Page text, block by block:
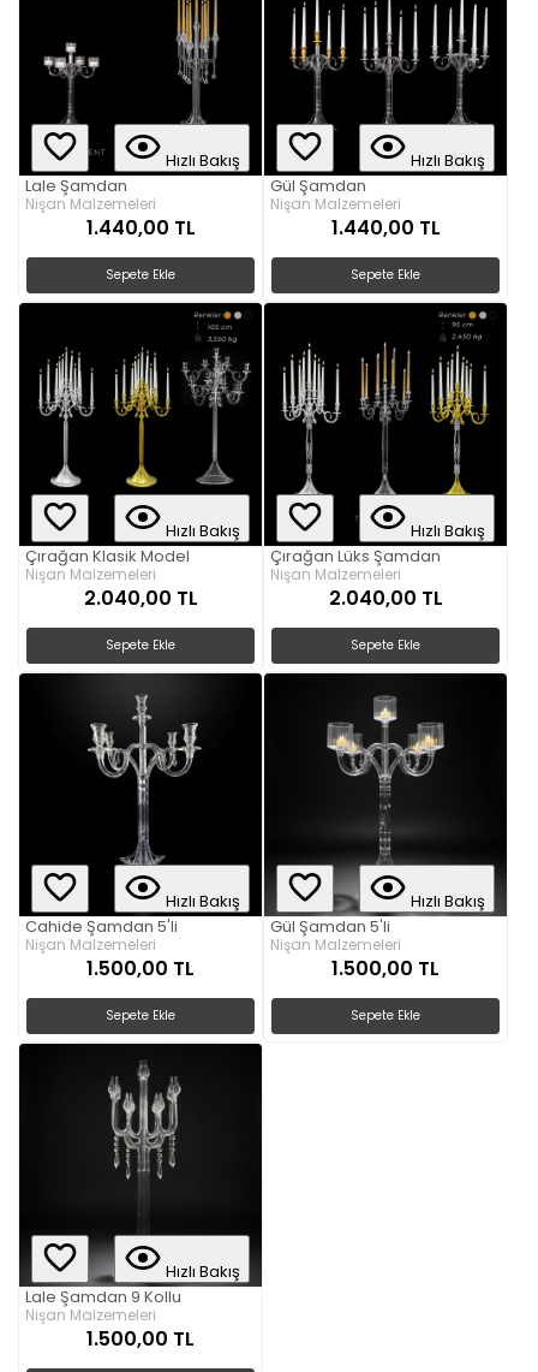
Hızlı Bakış
Lale Şamdan
Nişan Malzemeleri
1.440,00 TL
Sepete Ekle
Hızlı Bakış
Gül Şamdan
Nişan Malzemeleri
1.440,00 TL
Sepete Ekle
Hızlı Bakış
Çırağan Klasik Model
Nişan Malzemeleri
2.040,00 TL
Sepete Ekle
Hızlı Bakış
Çırağan Lüks Şamdan
Nişan Malzemeleri
2.040,00 TL
Sepete Ekle
Hızlı Bakış
Cahide Şamdan 5'li
Nişan Malzemeleri
1.500,00 TL
Sepete Ekle
Hızlı Bakış
Gül Şamdan 5'li
Nişan Malzemeleri
1.500,00 TL
Sepete Ekle
Hızlı Bakış
Lale Şamdan 9 Kollu
Nişan Malzemeleri
1.500,00 TL